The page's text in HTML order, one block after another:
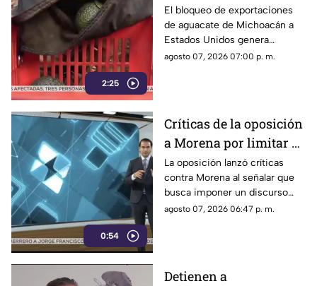
2:25
el bloqueo de Estados
Unidos al aguacate de
Michoacán
El bloqueo de exportaciones
de aguacate de Michoacán a
Estados Unidos genera
pérdidas millonarias.
agosto 07, 2026 07:00 p. m.
0:54
Críticas de la oposición
a Morena por limitar el
debate político
La oposición lanzó críticas
contra Morena al señalar que
busca imponer un discurso
único y limitar las voces que
agosto 07, 2026 06:47 p. m.
Detienen a